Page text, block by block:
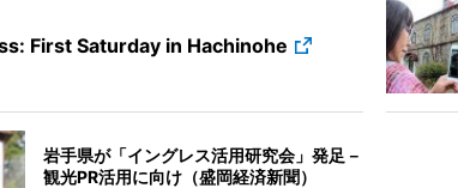
First Saturday in Hachinohe
岩手県が「イングレス活用研究会」発足－
観光PR活用に向け（盛岡経済新聞）